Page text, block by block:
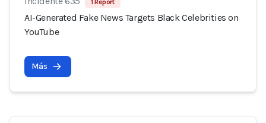
1 Report
AI-Generated Fake News Targets Black Celebrities on
YouTube
Más